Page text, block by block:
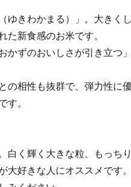
ゆきわかまる）」。大きく
た新食感のお米です。
かずのおいしさが引き立つ
の相性も抜群で、弾力性に
す。
白く輝く大きな粒、もっち
大好きな人にオススメです。